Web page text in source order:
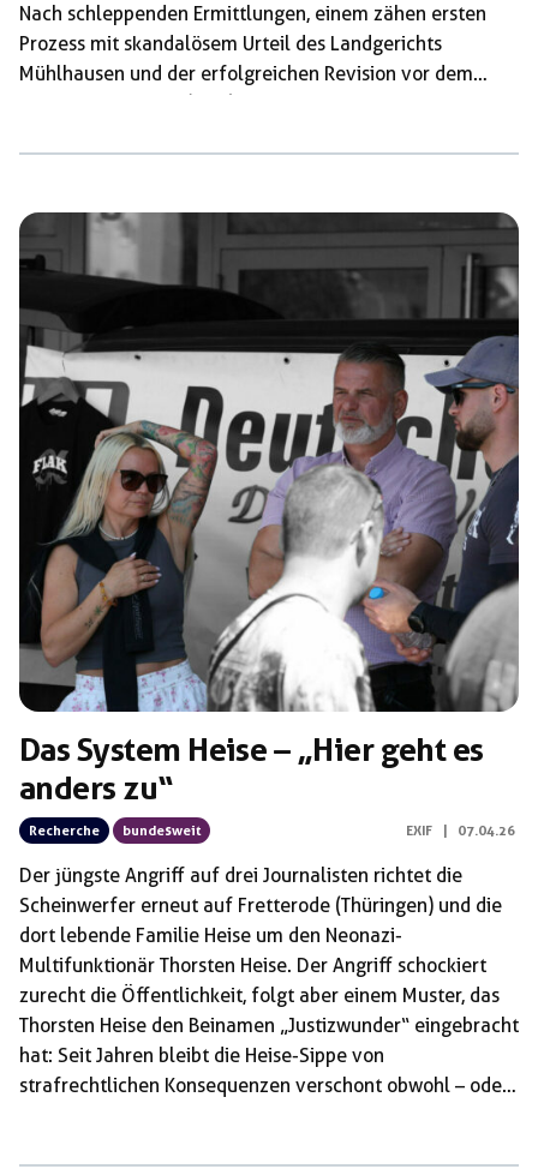
Nach schleppenden Ermittlungen, einem zähen ersten
Prozess mit skandalösem Urteil des Landgerichts
Mühlhausen und der erfolgreichen Revision vor dem
nicht ausreichend Glauben geschenkt und die Tat nicht
als schwerer Raub verurteilt worden war. Der juristische
Sieg bedeutet nun, dass der gesamte […]
Das System Heise – „Hier geht es
anders zu“
Recherche bundesweit EXIF 07.04.26
Der jüngste Angriff auf drei Journalisten richtet die
Scheinwerfer erneut auf Fretterode (Thüringen) und die
dort lebende Familie Heise um den Neonazi-
Multifunktionär Thorsten Heise. Der Angriff schockiert
zurecht die Öffentlichkeit, folgt aber einem Muster, das
Thorsten Heise den Beinamen „Justizwunder“ eingebracht
hat: Seit Jahren bleibt die Heise-Sippe von
strafrechtlichen Konsequenzen verschont obwohl – oder